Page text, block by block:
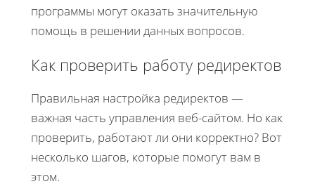
программы могут оказать значительную
помощь в решении данных вопросов.
Как проверить работу редиректов
Правильная настройка редиректов —
важная часть управления веб-сайтом. Но как
проверить, работают ли они корректно? Вот
несколько шагов, которые помогут вам в
этом.